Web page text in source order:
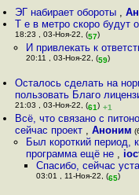
ЭГ набирает обороты ,
Т е в метро скоро будут
18:23 , 03-Ноя-22, (57)
И привлекать к
20:11 , 03-Ноя-22, (59)
Осталось сделать на
пользовать Благо
21:03 , 03-Ноя-22, (61) +1
Всё, что связано с
сейчас проект ,Аноним
Был короткий период,
программа ещё не ,
Спасибо, сейчас
03:01 , 11-Ноя-22, (65)